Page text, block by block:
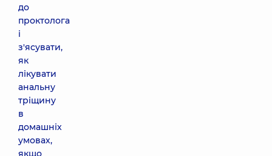
до
проктолога
і
з'ясувати,
як
лікувати
анальну
тріщину
в
домашніх
умовах,
якщо